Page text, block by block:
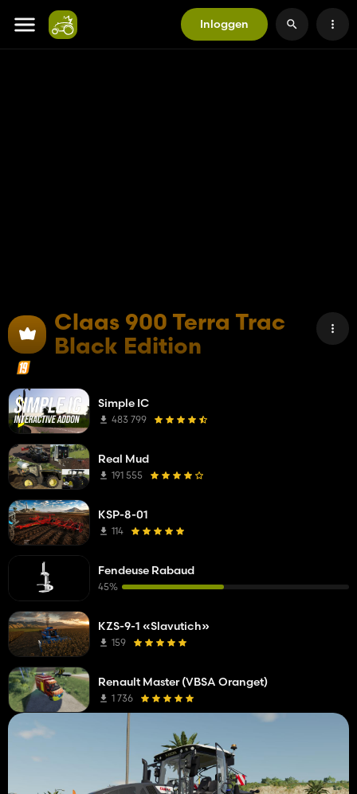
Inloggen
Claas 900 Terra Trac
Black Edition
Simple IC
483 799
Real Mud
191 555
KSP-8-01
114
Fendeuse Rabaud
45%
KZS-9-1 «Slavutich»
159
Renault Master (VBSA Oranget)
1 736